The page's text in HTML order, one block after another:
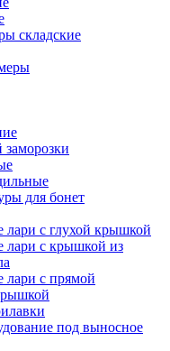
складские
для бонет
с глухой крышкой
лари с крышкой из
лари с прямой
под выносное